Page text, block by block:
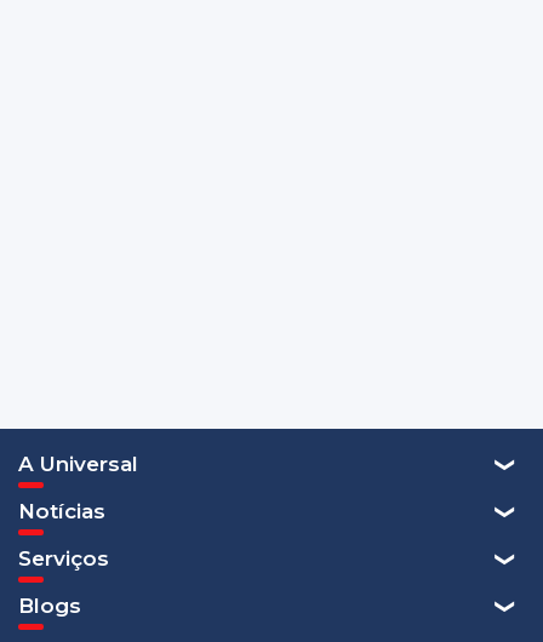
A Universal
Notícias
Serviços
Blogs